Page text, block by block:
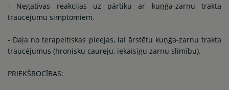
- Negatīvas reakcijas uz pārtiku ar kuņģa-zarnu trakta
traucējumu simptomiem.
- Daļa no terapeitiskas pieejas, lai ārstētu kuņģa-zarnu trakta
traucējumus (hronisku caureju, iekaisīgu zarnu slimību).
PRIEKŠROCĪBAS: